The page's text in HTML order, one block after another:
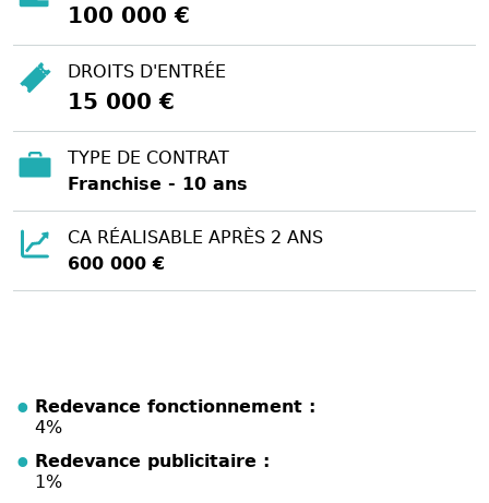
100 000 €
DROITS D'ENTRÉE
15 000 €
TYPE DE CONTRAT
Franchise - 10 ans
CA RÉALISABLE APRÈS 2 ANS
600 000 €
Redevance fonctionnement :
4%
Redevance publicitaire :
1%